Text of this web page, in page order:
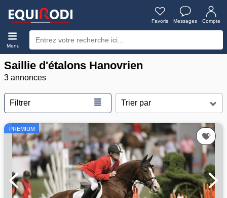
Favoris Messages Compte
Menu
Saillie d'étalons Hanovrien
3 annonces
Filtrer ≣
PREMIUM